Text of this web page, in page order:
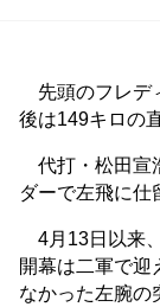
先頭のフレデ
後は149キロの
代打・松田宣
ダーで左飛に仕
4月13日以来
開幕は二軍で迎
なかった左腕の